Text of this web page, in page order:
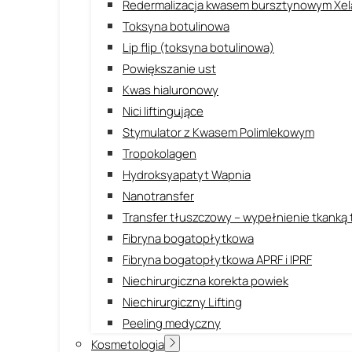
Redermalizacja kwasem bursztynowym
Toksyna botulinowa
Lip flip (toksyna botulinowa)
Powiększanie ust
Kwas hialuronowy
Nici liftingujące
Stymulator z Kwasem Polimlekowym
Tropokolagen
Hydroksyapatyt Wapnia
Nanotransfer
Transfer tłuszczowy – wypełnienie tkanką
Fibryna bogatopłytkowa
Fibryna bogatopłytkowa APRF i IPRF
Niechirurgiczna korekta powiek
Niechirurgiczny Lifting
Peeling medyczny
Kosmetologia